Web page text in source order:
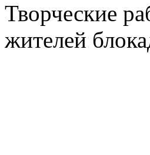
Творческие
жителей